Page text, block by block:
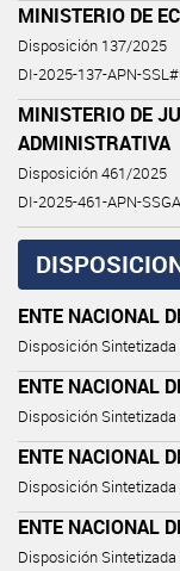
MINISTERIO DE
Disposición 137/2025
DI-2025-137-APN-
MINISTERIO DE
ADMINISTRATIVA
Disposición 461/2025
DI-2025-461-APN-
ENTE NACIONAL
Disposición
ENTE NACIONAL
Disposición
ENTE NACIONAL
Disposición
ENTE NACIONAL
Disposición